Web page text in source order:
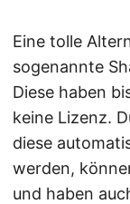
Eine tolle
sogenannte
Diese haben
keine Lizenz.
diese
werden,
und haben